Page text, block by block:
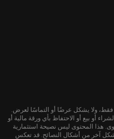
ولا يشكل عرضًا أو التماسًا لعرض.
هذا المحتوى ليس توصية من KuCoin لشراء أو بيع أو الاحتفاظ بأي ورقة مالية أو
هذا المحتوى ليس نصيحة استثمارية
شكل آخر من أشكال النصائح. قد تعكس